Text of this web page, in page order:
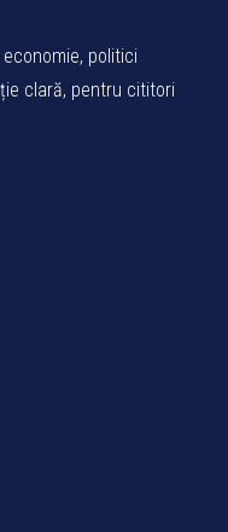
politici
clară, pentru cititori